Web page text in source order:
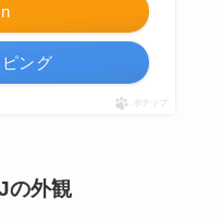
ング
ポチップ
の外観